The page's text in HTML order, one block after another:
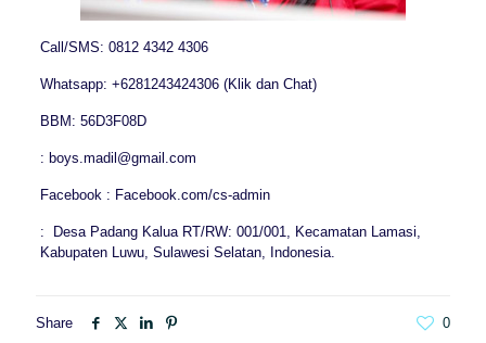
Call/SMS: 0812 4342 4306
Whatsapp: +6281243424306 (Klik dan Chat)
BBM: 56D3F08D
: boys.madil@gmail.com
Facebook : Facebook.com/cs-admin
: Desa Padang Kalua RT/RW: 001/001, Kecamatan Lamasi,
Kabupaten Luwu, Sulawesi Selatan, Indonesia.
Share 0